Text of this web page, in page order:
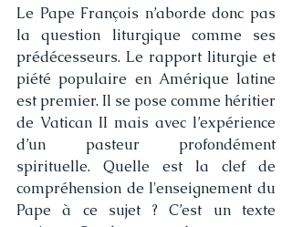
Le Pape François n’aborde donc pas
la question liturgique comme ses
prédécesseurs. Le rapport liturgie et
piété populaire en Amérique latine
est premier. Il se pose comme héritier
de Vatican II mais avec l’expérience
d’un pasteur profondément
spirituelle. Quelle est la clef de
compréhension de l'enseignement du
Pape à ce sujet ? C’est un texte